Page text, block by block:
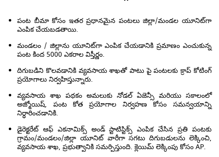
పంట బీమా కోసం ఇతర ప్రధానమైన పంటలు జిల్లా/మండల యూనిట్‌గా
ఎంపిక చేయబడతాయి.
మండలం / జిల్లాను యూనిట్‌గా ఎంపిక చేయడానికి ప్రమాణం ఎంచుకున్న
పంట కింద 5000 ఎకరాల విస్తీర్ణం.
దిగుబడిని కొలవడానికి వ్యవసాయ శాఖతో పాటు పై పంటలకు క్రాప్ కోటింగ్
ప్రయోగాలు నిర్వహిస్తున్నారు.
వ్యవసాయ శాఖ పథకం అమలుకు నోడల్ ఏజెన్సీ మరియు సకాలంలో
అజ్మోయిష్, పంట కోత ప్రయోగాల నిర్వహణ కోసం సమన్వయాన్ని
నిర్ధారించడానికి.
డైరెక్టరేట్ ఆఫ్ ఎకనామిక్స్ అండ్ స్టాటిస్టిక్స్ ఎంపిక చేసిన ప్రతి పంటకు
గ్రామం/మండలం/జిల్లా యూనిట్ వారీగా సగటు దిగుబడులను లెక్కించి,
వ్యవసాయ శాఖ, ప్రభుత్వానికి సమర్పిస్తుంది. క్లెయిమ్ లెక్కింపు కోసం AP.